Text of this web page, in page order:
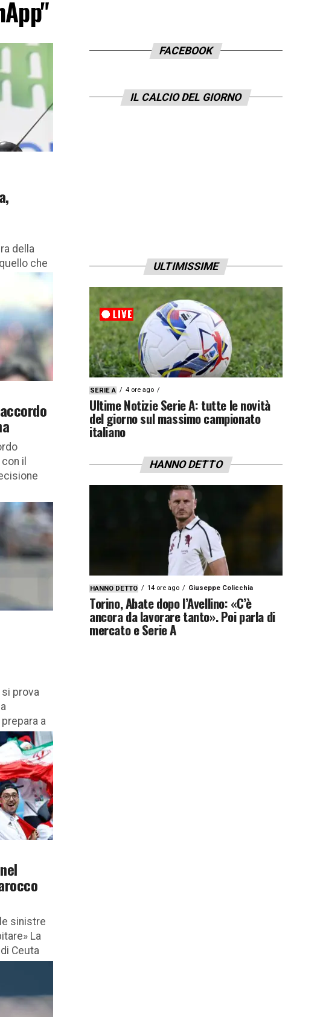
della
che
a
il
prova
a
sinistre
La
Ceuta
FACEBOOK
IL CALCIO DEL GIORNO
ULTIMISSIME
SERIE A 4 ore ago
Ultime Notizie Serie A: tutte le novità
del giorno sul massimo campionato
italiano
HANNO DETTO
HANNO DETTO 14 ore ago Giuseppe Colicchia
Torino, Abate dopo l’Avellino: «C’è
ancora da lavorare tanto». Poi parla di
mercato e Serie A